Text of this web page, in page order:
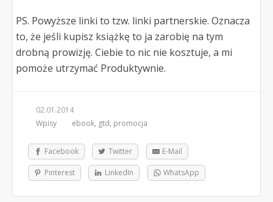
PS. Powyższe linki to tzw. linki partnerskie. Oznacza
to, że jeśli kupisz książkę to ja zarobię na tym
drobną prowizję. Ciebie to nic nie kosztuje, a mi
pomoże utrzymać Produktywnie.
02.01.2014
Wpisy
ebook, gtd, promocja
Facebook Twitter E-Mail
Pinterest LinkedIn WhatsApp